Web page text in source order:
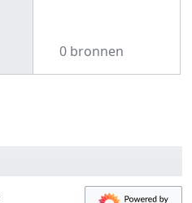
0 bronnen